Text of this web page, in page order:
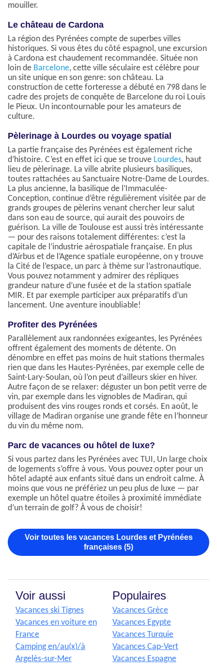
mouiller.
Le château de Cardona
La région des Pyrénées compte de superbes villes
historiques. Si vous êtes du côté espagnol, une excursion
à Cardona est chaudement recommandée. Située non
loin de Barcelone, cette ville séculaire est célèbre pour
un site unique en son genre: son château. La
construction de cette forteresse a débuté en 798 dans le
cadre des projets de conquête de Barcelone du roi Louis
le Pieux. Un incontournable pour les amateurs de
culture.
Pèlerinage à Lourdes ou voyage spatial
La partie française des Pyrénées est également riche
d’histoire. C’est en effet ici que se trouve Lourdes, haut
lieu de pèlerinage. La ville abrite plusieurs basiliques,
toutes rattachées au Sanctuaire Notre-Dame de Lourdes.
La plus ancienne, la basilique de l’Immaculée-
Conception, continue d’être régulièrement visitée par de
grands groupes de pèlerins venant chercher leur salut
dans son eau de source, qui aurait des pouvoirs de
guérison. La ville de Toulouse est aussi très intéressante
— pour des raisons totalement différentes: c’est la
capitale de l’industrie aérospatiale française. En plus
d’Airbus et de l’Agence spatiale européenne, on y trouve
la Cité de l’espace, un parc à thème sur l’astronautique.
Vous pouvez notamment y admirer des répliques
grandeur nature d’une fusée et de la station spatiale
MIR. Et par exemple participer aux préparatifs d’un
lancement. Une aventure inoubliable!
Profiter des Pyrénées
Parallèlement aux randonnées exigeantes, les Pyrénées
offrent également des moments de détente. On
dénombre en effet pas moins de huit stations thermales
rien que dans les Hautes-Pyrénées, par exemple celle de
Saint-Lary-Soulan, où l’on peut d’ailleurs skier en hiver.
Autre façon de se relaxer: déguster un bon petit verre de
vin, par exemple dans les vignobles de Madiran, qui
produisent des vins rouges ronds et corsés. En août, le
village de Madiran organise une grande fête en l’honneur
du vin du même nom.
Parc de vacances ou hôtel de luxe?
Si vous partez dans les Pyrénées avec TUI, Un large choix
de logements s’offre à vous. Vous pouvez opter pour un
hôtel adapté aux enfants situé dans un endroit calme. À
moins que vous ne préfériez un peu plus de luxe — par
exemple un hôtel quatre étoiles à proximité immédiate
d’un terrain de golf? À vous de choisir!
Voir toutes les vacances Lourdes et Pyrénées
françaises (5)
Voir aussi
Vacances ski Tignes
Vacances en voiture en
France
Camping en/au(x)/à
Argelès-sur-Mer
Populaires
Vacances Grèce
Vacances Egypte
Vacances Turquie
Vacances Cap-Vert
Vacances Espagne